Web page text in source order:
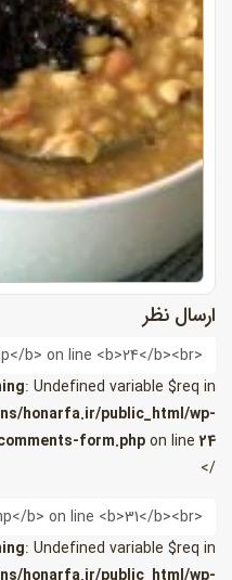
ارسال نظر
: Undefined variable $req in
honarfa.ir/public_html/wp-
form.phpon line24
/>
ایمیل
: Undefined variable $req in